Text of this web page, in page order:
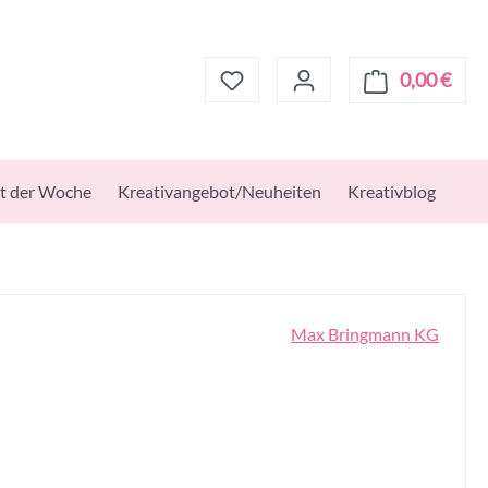
0,00 €
der Woche Kreativangebot/Neuheiten Kreativblog
Max Bringmann KG